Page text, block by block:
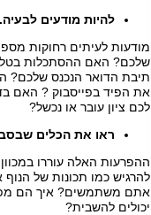
להיות מודעים לבעיה.
מודעות לעיתים רחוקות
שלכם? האם ההסתכלות
תיבת הדואר הנכנס שלכם?
את הפיד בפייסבוק ? האם
לכם ציון עובר או נכשל?
ראו את הכלים
ההפרעות האלה עוררו
להרגיש כמו תכונות של
אתם משתמשים? איך הם
יכולים להשבית?